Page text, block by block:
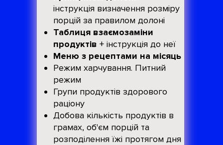
інструкція визначення розміру
порцій за правилом долоні
Таблиця взаємозаміни
продуктів + інструкція до неї
Меню з рецептами на місяць
Режим харчування. Питний
режим
Групи продуктів здорового
раціону
Добова кількість продуктів в
грамах, об'єм порцій та
розподілення їжі протягом дня